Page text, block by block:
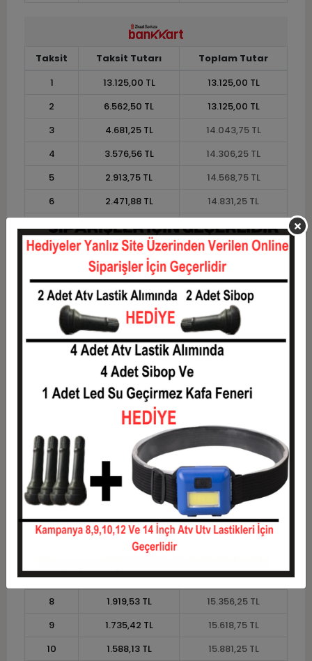
Taksit Taksit Tutarı
Toplam Tutar
1
13.125,00 TL
13.125,00 TL
2
6.562,50 TL
13.125,00 TL
3
4.681,25 TL
14.043,75 TL
4
3.576,56 TL
14.306,25 TL
5
2.913,75 TL
14.568,75 TL
6
2.471,88 TL
14.831,25 TL
8
1.919,53 TL
15.356,25 TL
1.735,42 TL
15.618,75 TL
10
1.588,13 TL
15.881,25 TL
1.455,68 TL
16.012,50 TL
12
1.356,25 TL 16.275,00 TL
Taksit Tutarı
1
13.125,00 TL
13.125,00 TL
2
6.562,50 TL
13.125,00 TL
3
4.681,25 TL
14.043,75 TL
4
14.306,25 TL
5
2.913,75 TL
14.568,75 TL
2.471,88 TL
7
2.156,25 TL
15.093,75 TL
8
1.919,53 TL
15.356,25 TL
9
1.735,42 TL
15.618,75 TL
10
1.588,13 TL
15.881,25 TL